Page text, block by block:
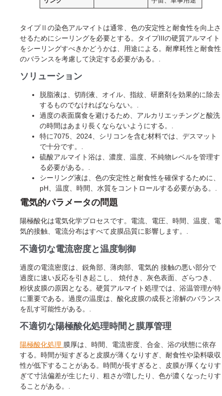
タイプⅡの染色アルマイトは通常、色の安定性と耐食性を向上さ
せるためにシーリングを必要とする。タイプIIIの硬質アルマイト
をシーリングすべきかどうかは、用途による。耐摩耗性と耐食性
のバランスを考慮して決定する必要がある。.
ソリューション
脱脂液は、切削液、オイル、指紋、研磨剤を効果的に除去
するものでなければならない。.
過度の表面腐食を避けるため、アルカリエッチングと酸洗
の時間はあまり長くならないようにする。.
特に7075、2024、シリコンを含む材料では、デスマット
で十分です。.
硫酸アルマイト浴は、濃度、温度、不純物レベルを管理す
る必要がある。.
シーリング液は、色の安定性と耐食性を確保するために、
pH、温度、時間、水質をコントロールする必要がある。.
電気的パラメータの問題
陽極酸化は電気化学プロセスです。電流、電圧、時間、温度、電
気的接触、電流分布はすべて皮膜品質に影響します。.
不適切な電流密度と温度制御
過度の電流密度は、鋭角部、薄肉部、電気的 接触の悪い部分で
過度に速い反応を引き起こし、 焼付き、灰色表面、ざらつき、
粉状皮膜の原因となる。硬質アルマイト処理では、浴温管理が特
に重要である。過度の温度は、酸化皮膜の成長と溶解のバランス
を乱す可能性がある。.
不適切な陽極酸化処理時間と膜厚管理
陽極酸化処理 膜厚は、時間、電流密度、合金、浴の状態に依存
する。時間が短すぎると皮膜が薄くなりすぎ、耐食性や染料吸収
性が低下することがある。時間が長すぎると、皮膜が厚くなりす
ぎて寸法偏差が生じたり、粗さが増したり、色が濃くなったりす
ることがある。.